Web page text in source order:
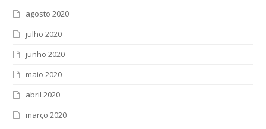
agosto 2020
julho 2020
junho 2020
maio 2020
abril 2020
março 2020